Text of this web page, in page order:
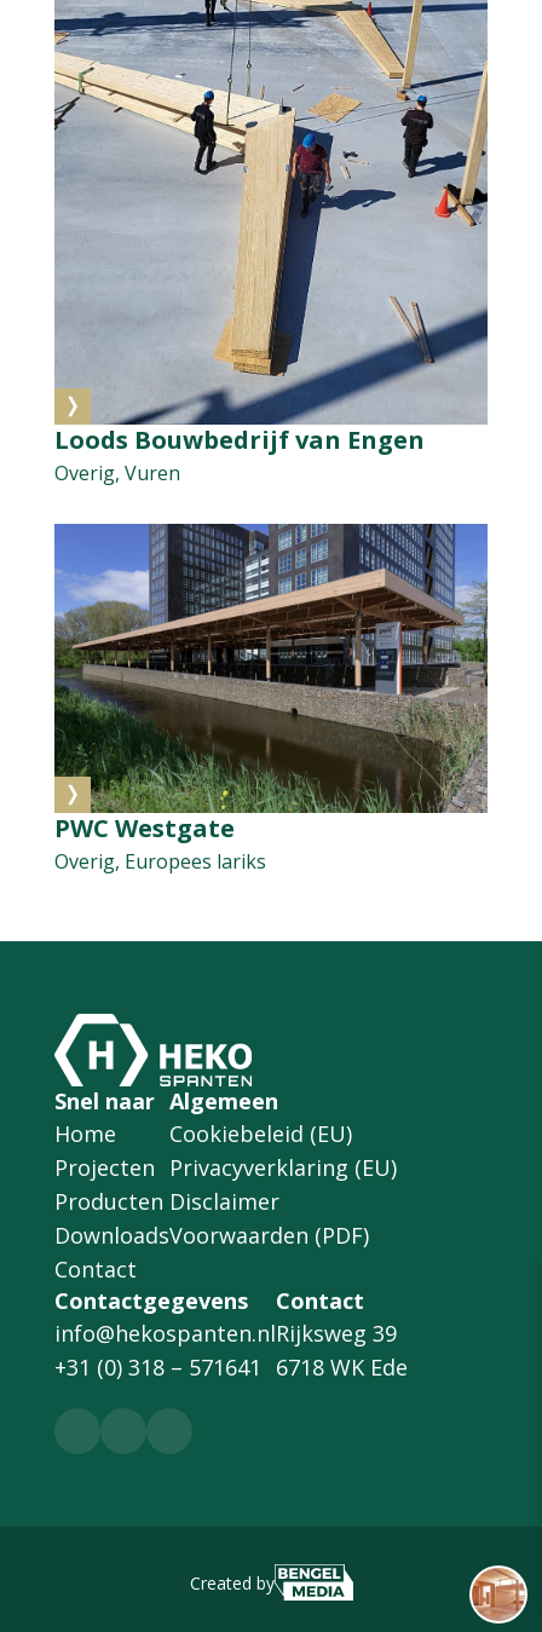
Loods Bouwbedrijf van Engen
Overig, Vuren
PWC Westgate
Overig, Europees lariks
Snel naar
Home
Projecten
Producten
Downloads
Contact
Algemeen
Cookiebeleid (EU)
Privacyverklaring (EU)
Disclaimer
Voorwaarden (PDF)
Contactgegevens
info@hekospanten.nl
+31 (0) 318 – 571641
Contact
Rijksweg 39
6718 WK Ede
Created by